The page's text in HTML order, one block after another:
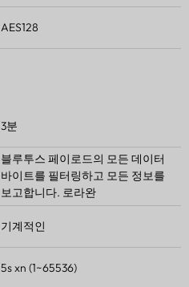
AES128
3분
블루투스 페이로드의 모든 데이터
바이트를 필터링하고 모든 정보를
보고합니다. 로라완
기계적인
5s xn (1~65536)